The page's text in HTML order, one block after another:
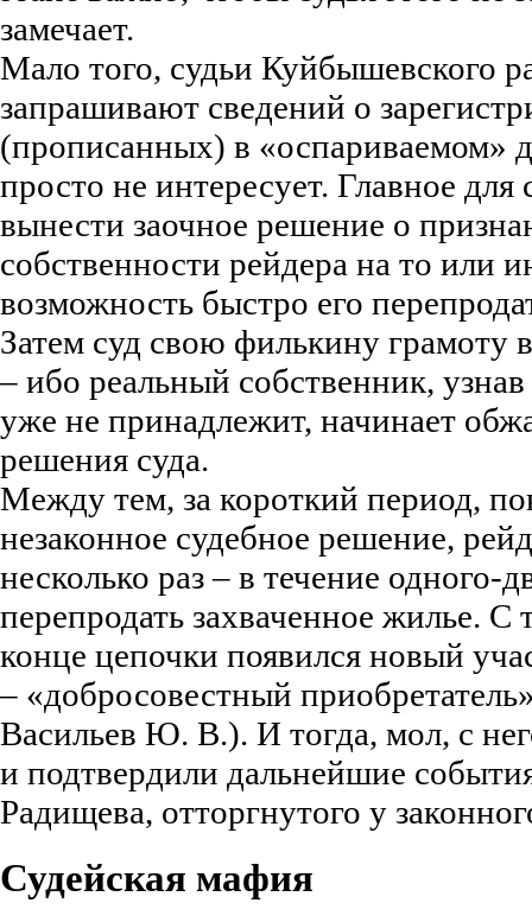
замечает.
Мало того, судьи Куйбышевского
запрашивают сведений о
(прописанных) в «оспариваемом»
просто не интересует. Главное для
вынести заочное решение о
собственности рейдера на то или
возможность быстро его
Затем суд свою филькину грамоту
– ибо реальный собственник,
уже не принадлежит, начинает
решения суда.
Между тем, за короткий период,
незаконное судебное решение,
несколько раз – в течение одного-
перепродать захваченное жилье.
конце цепочки появился новый
– «добросовестный
Васильев Ю. В.). И тогда, мол, с
и подтвердили дальнейшие
Радищева, отторгнутого у
Судейская мафия